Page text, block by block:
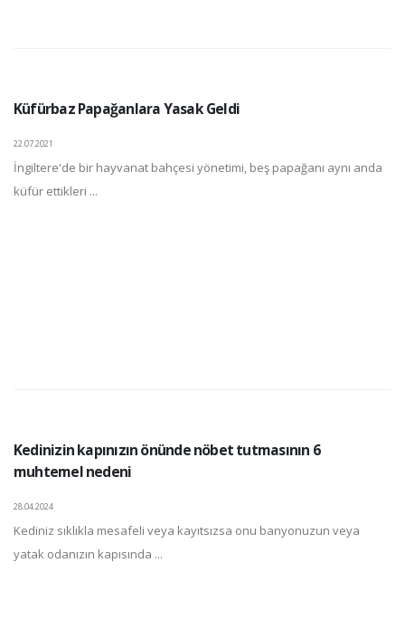
Küfürbaz Papağanlara Yasak Geldi
22.07.2021
İngiltere'de bir hayvanat bahçesi yönetimi, beş papağanı aynı anda
küfür ettikleri ...
Kedinizin kapınızın önünde nöbet tutmasının 6
muhtemel nedeni
28.04.2024
Kediniz sıklıkla mesafeli veya kayıtsızsa onu banyonuzun veya
yatak odanızın kapısında ...